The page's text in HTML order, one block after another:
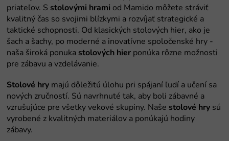
stolovými hrami
stolových hier
Stolové hry
stolové hry